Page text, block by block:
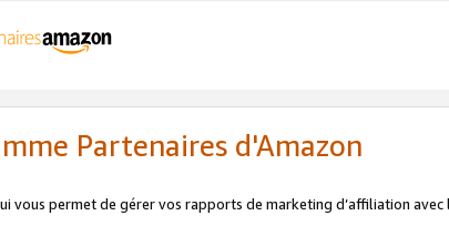
Partenaires d'Amazon
vous permet de gérer vos rapports de marketing d’affiliation